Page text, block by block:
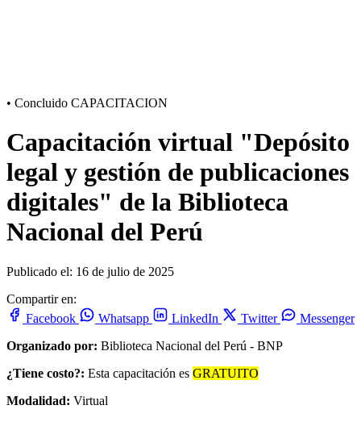
• Concluido CAPACITACION
Capacitación virtual "Depósito
legal y gestión de publicaciones
digitales" de la Biblioteca
Nacional del Perú
Publicado el: 16 de julio de 2025
Compartir en:
Facebook
Whatsapp LinkedIn Twitter
Messenger
Organizado por: Biblioteca Nacional del Perú - BNP
¿Tiene costo?: Esta capacitación es GRATUITO
Modalidad: Virtual